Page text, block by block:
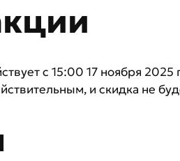
с 15:00 17 ноября
и скидка не